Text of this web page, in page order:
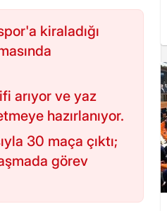
kiraladığı
arıyor ve yaz
hazırlanıyor.
30 maça çıktı;
görev